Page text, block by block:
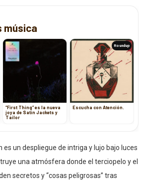
música
“First Thing” es la nueva
joya de Satin Jackets y
Tailor
Roundup
Escucha con Atención.
es un despliegue de intriga y lujo bajo luces
una atmósfera donde el terciopelo y el
secretos y “cosas peligrosas” tras